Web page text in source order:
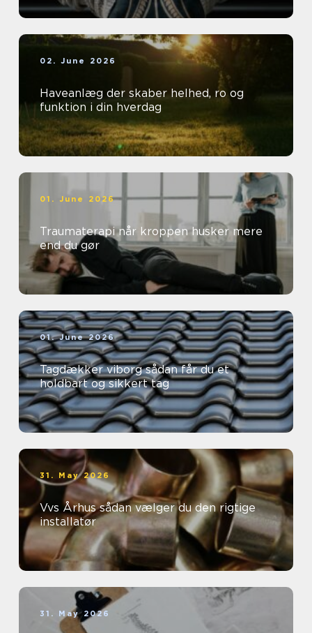
02. June 2026
Haveanlæg der skaber helhed, ro og
funktion i din hverdag
01. June 2026
Traumaterapi når kroppen husker mere
end du gør
01. June 2026
Tagdækker viborg sådan får du et
holdbart og sikkert tag
31. May 2026
Vvs Århus sådan vælger du den rigtige
installatør
31. May 2026